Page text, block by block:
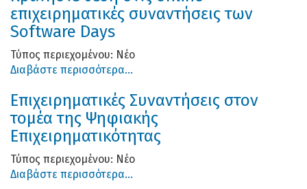
επιχειρηματικές συναντήσεις των
Software Days
Τύπος περιεχομένου: Νέο
Διαβάστε περισσότερα...
Επιχειρηματικές Συναντήσεις στον
τομέα της Ψηφιακής
Επιχειρηματικότητας
Τύπος περιεχομένου: Νέο
Διαβάστε περισσότερα...